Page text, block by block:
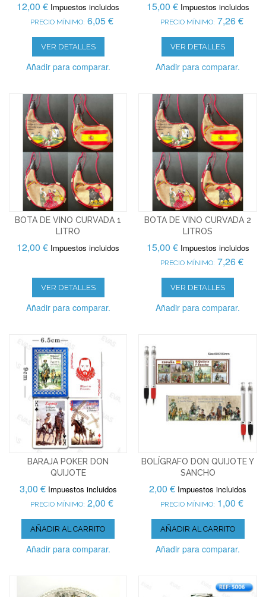
12,00 € Impuestos incluidos
PRECIO MÍNIMO: 6,05 €
VER DETALLES
Añadir para comparar.
15,00 € Impuestos incluidos
PRECIO MÍNIMO: 7,26 €
VER DETALLES
Añadir para comparar.
BOTA DE VINO CURVADA 1
LITRO
12,00 € Impuestos incluidos
VER DETALLES
Añadir para comparar.
BOTA DE VINO CURVADA 2
LITROS
15,00 € Impuestos incluidos
PRECIO MÍNIMO: 7,26 €
VER DETALLES
Añadir para comparar.
BARAJA POKER DON
QUIJOTE
3,00 € Impuestos incluidos
PRECIO MÍNIMO: 2,00 €
AÑADIR AL CARRITO
Añadir para comparar.
BOLÍGRAFO DON QUIJOTE Y
SANCHO
2,00 € Impuestos incluidos
PRECIO MÍNIMO: 1,00 €
AÑADIR AL CARRITO
Añadir para comparar.